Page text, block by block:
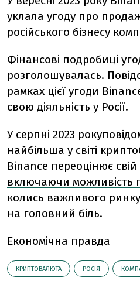
уклала угоду про
російського бізнесу
Фінансові подробиці
розголошувалась.
рамках цієї угоди
свою діяльність у Росії.
У серпні 2023
найбільша у світі
Binance переоцінює свій
включаючи можливість
колись важливого
на головний біль.
Економічна правда
КРИПТОВАЛЮТА РОСІЯ